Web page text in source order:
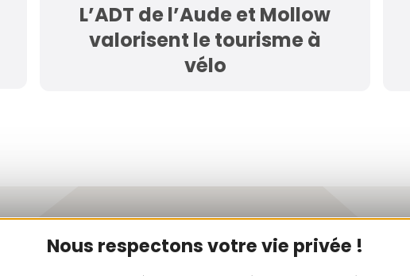
Nous respectons votre vie privée !
L’ADT de l’Aude et Mollow
valorisent le tourisme à
vélo
Newsletter